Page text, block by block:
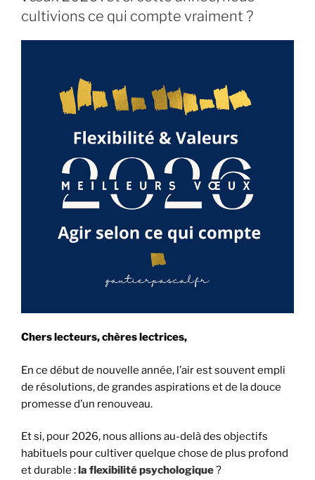
cultivions ce qui compte vraiment ?
Chers lecteurs,chères lectrices,
En ce début de nouvelle année, l’air est souvent empli
de résolutions,de grandes aspirations et de la douce
promesse d’un renouveau.
Et si, pour 2026, nous allions au-delà des objectifs
habituels pour cultiver quelque chose de plus profond
et durable :la flexibilité psychologique?